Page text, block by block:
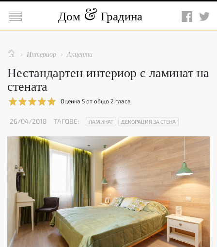
 Дом Градина
  Интериор  Акценти
Нестандартен интериор с ламинат на
стената
Оценка 5 от общо 2 гласа
26/04/2018 ТАГОВЕ: ЛАМИНАТ ДЕКОРАЦИЯ ЗА СТЕНА